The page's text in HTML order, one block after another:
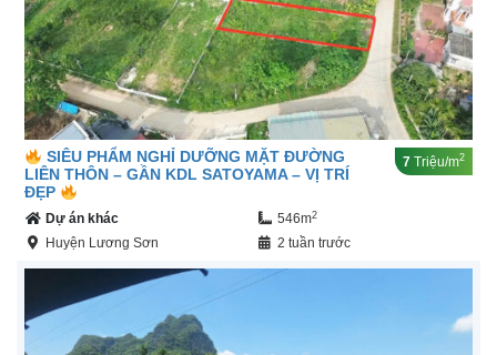
SIÊU PHẨM NGHỈ DƯỠNG MẶT ĐƯỜNG
LIÊN THÔN – GẦN KDL SATOYAMA – VỊ TRÍ
ĐẸP
7 Triệu/m2
Dự án khác 546m2
Huyện Lương Sơn 2 tuần trước